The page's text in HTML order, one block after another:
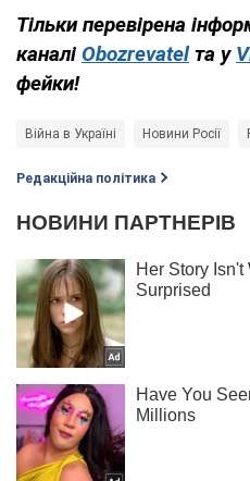
Тільки перевірена
каналі Obozrevatel та у
фейки!
Війна в Україні Новини Росії
Редакційна політика